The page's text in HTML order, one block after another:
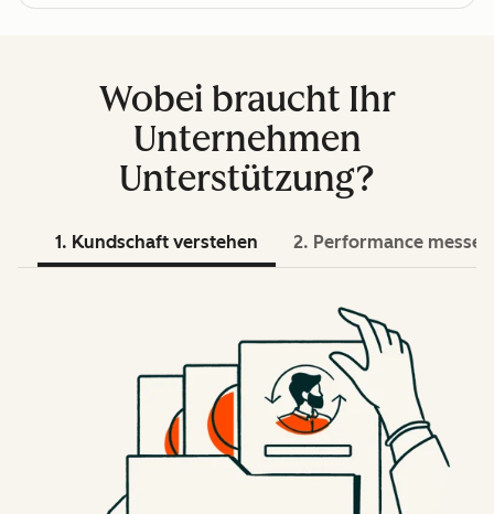
Wobei braucht Ihr
Unternehmen
Unterstützung?
1. Kundschaft verstehen 2. Performance messen